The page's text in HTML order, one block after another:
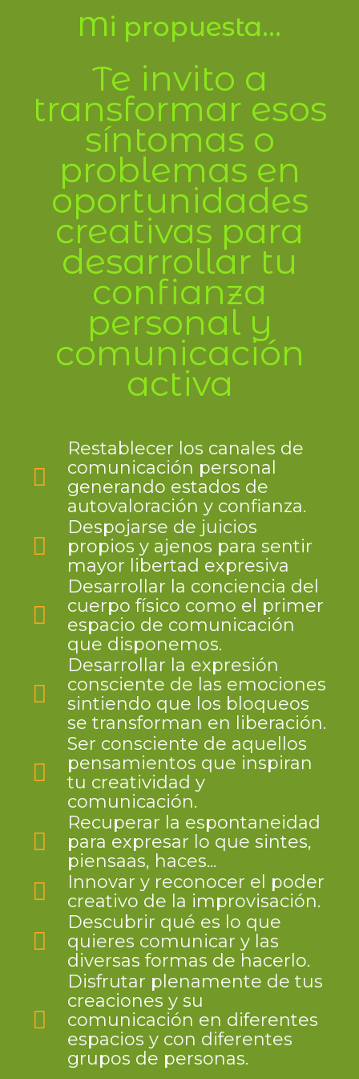
Mi propuesta...
Te invito a
transformar esos
síntomas o
problemas en
oportunidades
creativas para
desarrollar tu
confianza
personal y
comunicación
activa
Restablecer los canales de
comunicación personal
generando estados de
autovaloración y confianza.
Despojarse de juicios
propios y ajenos para sentir
mayor libertad expresiva
Desarrollar la conciencia del
cuerpo físico como el primer
espacio de comunicación
que disponemos.
Desarrollar la expresión
consciente de las emociones
sintiendo que los bloqueos
se transforman en liberación.
Ser consciente de aquellos
pensamientos que inspiran
tu creatividad y
comunicación.
Recuperar la espontaneidad
para expresar lo que sintes,
piensaas, haces...
Innovar y reconocer el poder
creativo de la improvisación.
Descubrir qué es lo que
quieres comunicar y las
diversas formas de hacerlo.
Disfrutar plenamente de tus
creaciones y su
comunicación en diferentes
espacios y con diferentes
grupos de personas.